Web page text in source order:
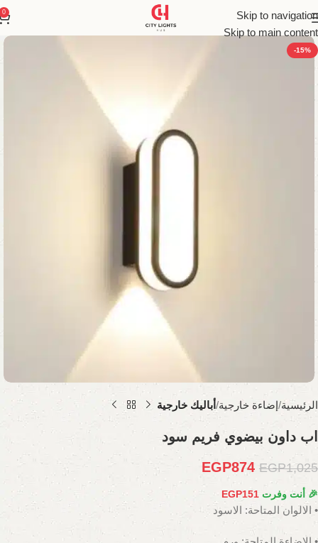
Skip to navigation
Skip to main content
0
-15%
الرئيسية إضاءة خارجية أباليك خارجية
اب داون بيضوي فريم سود
EGP1,025
EGP874
🎉 أنت وفرت EGP151
• الالوان المتاحة: الاسود